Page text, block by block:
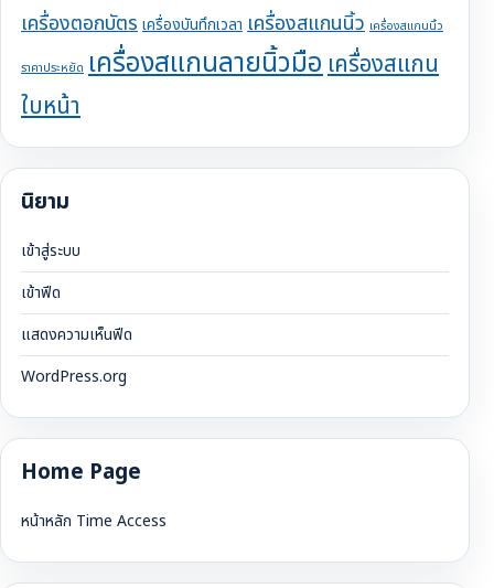
เครื่องตอกบัตร เครื่องบันทึกเวลา เครื่องสแกนนิ้ว เครื่องสแกนนิ้ว
ราคาประหยัด เครื่องสแกนลายนิ้วมือเครื่องสแกน
ใบหน้า
นิยาม
เข้าสู่ระบบ
เข้าฟีด
แสดงความเห็นฟีด
WordPress.org
Home Page
หน้าหลัก Time Access